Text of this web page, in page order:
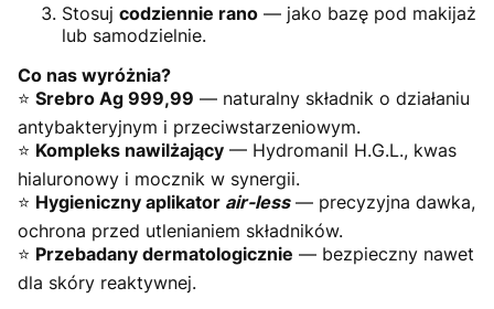
Stosuj codziennie rano — jako bazę pod makijaż
lub samodzielnie.
Co nas wyróżnia?
⭐ Srebro Ag 999,99 — naturalny składnik o działaniu
antybakteryjnym i przeciwstarzeniowym.
⭐ Kompleks nawilżający — Hydromanil H.G.L., kwas
hialuronowy i mocznik w synergii.
⭐ Hygieniczny aplikator air-less— precyzyjna dawka,
ochrona przed utlenianiem składników.
⭐ Przebadany dermatologicznie — bezpieczny nawet
dla skóry reaktywnej.